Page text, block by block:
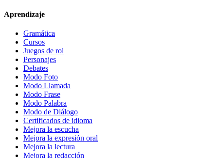
Aprendizaje
Gramática
Cursos
Juegos de rol
Personajes
Debates
Modo Foto
Modo Llamada
Modo Frase
Modo Palabra
Modo de Diálogo
Certificados de idioma
Mejora la escucha
Mejora la expresión oral
Mejora la lectura
Mejora la redacción